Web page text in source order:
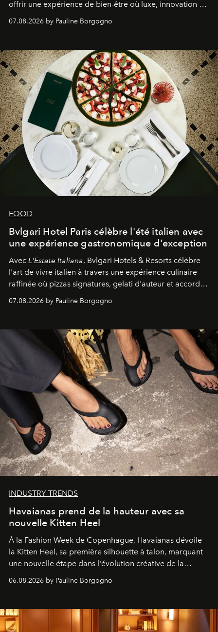
offrir une expérience de bien-être où luxe, innovation et
expertise se rencontrent.
07.08.2026 by Pauline Borgogno
FOOD
Bvlgari Hotel Paris célèbre l'été italien avec
une expérience gastronomique d'exception
Avec L'Estate Italiana, Bvlgari Hotels & Resorts célèbre
l'art de vivre italien à travers une expérience culinaire
raffinée où pizzas signatures, gelati d'auteur et accords
d'exception composent un véritable voyage sensoriel.
07.08.2026 by Pauline Borgogno
INDUSTRY TRENDS
Havaianas prend de la hauteur avec sa
nouvelle Kitten Heel
À la Fashion Week de Copenhague, Havaianas dévoile
la Kitten Heel, sa première silhouette à talon, marquant
une nouvelle étape dans l'évolution créative de la
06.08.2026 by Pauline Borgogno